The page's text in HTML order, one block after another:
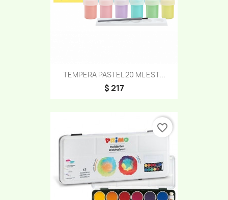
TEMPERA PASTEL 20 ML EST...
$ 217
favorite_border